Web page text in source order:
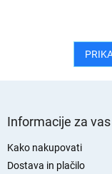
Informacije za vas
Kako nakupovati
Dostava in plačilo